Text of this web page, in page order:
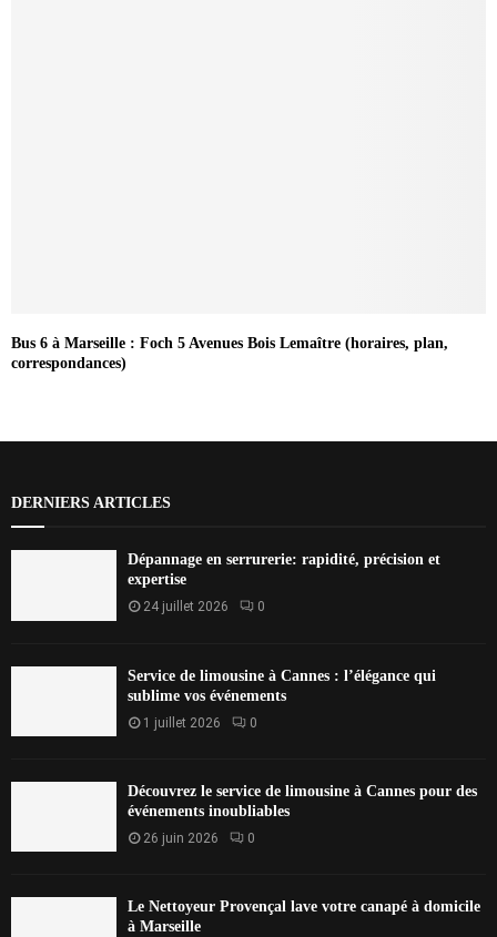
Bus 6 à Marseille : Foch 5 Avenues Bois Lemaître (horaires, plan,
correspondances)
DERNIERS ARTICLES
Dépannage en serrurerie: rapidité, précision et
expertise
24 juillet 2026 0
Service de limousine à Cannes : l’élégance qui
sublime vos événements
1 juillet 2026 0
Découvrez le service de limousine à Cannes pour des
événements inoubliables
26 juin 2026 0
Le Nettoyeur Provençal lave votre canapé à domicile
à Marseille